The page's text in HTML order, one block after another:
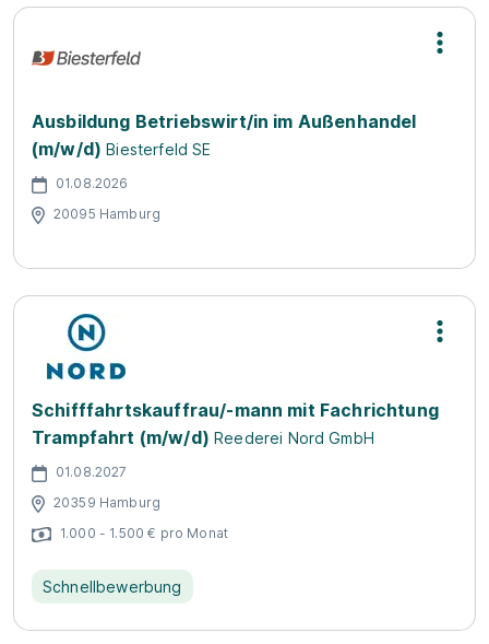
Ausbildung Betriebswirt/in im Außenhandel
(m/w/d) Biesterfeld SE
01.08.2026
20095 Hamburg
Schifffahrtskauffrau/-mann mit Fachrichtung
Trampfahrt (m/w/d) Reederei Nord GmbH
01.08.2027
20359 Hamburg
1.000 - 1.500 € pro Monat
Schnellbewerbung